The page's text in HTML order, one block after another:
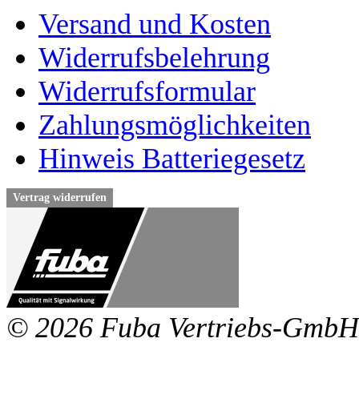
Versand und Kosten
Widerrufsbelehrung
Widerrufsformular
Zahlungsmöglichkeiten
Hinweis Batteriegesetz
Vertrag widerrufen
© 2026 Fuba Vertriebs-GmbH